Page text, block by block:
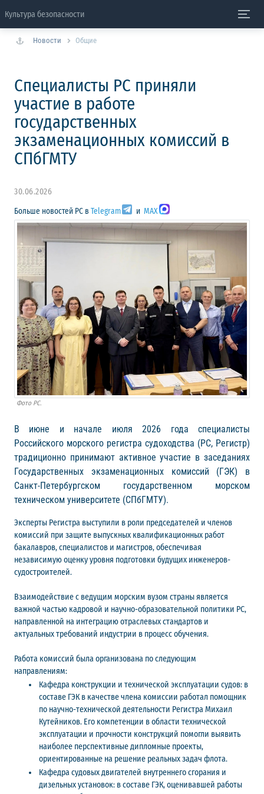
Культура безопасности
Новости Общие
Специалисты РС приняли
участие в работе
государственных
экзаменационных комиссий в
СПбГМТУ
30.06.2026
Больше новостей РС в Telegram и MAX
Фото РС.
В июне и начале июля 2026 года специалисты
Российского морского регистра судоходства (РС, Регистр)
традиционно принимают активное участие в заседаниях
Государственных экзаменационных комиссий (ГЭК) в
Санкт-Петербургском государственном морском
техническом университете (СПбГМТУ).
Эксперты Регистра выступили в роли председателей и членов
комиссий при защите выпускных квалификационных работ
бакалавров, специалистов и магистров, обеспечивая
независимую оценку уровня подготовки будущих инженеров-
судостроителей.
Взаимодействие с ведущим морским вузом страны является
важной частью кадровой и научно-образовательной политики РС,
направленной на интеграцию отраслевых стандартов и
актуальных требований индустрии в процесс обучения.
Работа комиссий была организована по следующим
направлениям:
Кафедра конструкции и технической эксплуатации судов: в
составе ГЭК в качестве члена комиссии работал помощник
по научно-технической деятельности Регистра Михаил
Кутейников. Его компетенции в области технической
эксплуатации и прочности конструкций помогли выявить
наиболее перспективные дипломные проекты,
ориентированные на решение реальных задач флота.
Кафедра судовых двигателей внутреннего сгорания и
дизельных установок: в составе ГЭК, оценивавшей работы